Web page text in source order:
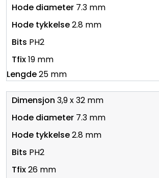
7.3 mm
2.8 mm
PH2
19 mm
25 mm
3,9 x 32 mm
7.3 mm
2.8 mm
PH2
26 mm